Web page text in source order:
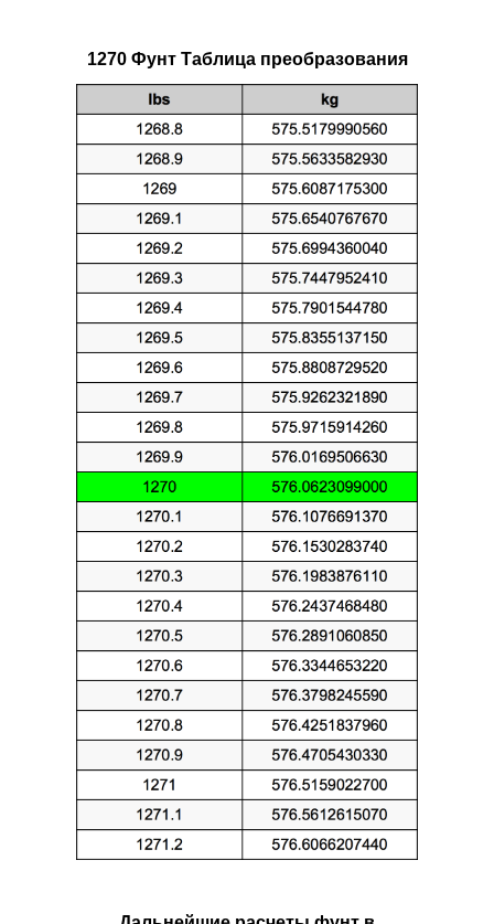
1270 Фунт Таблица преобразования